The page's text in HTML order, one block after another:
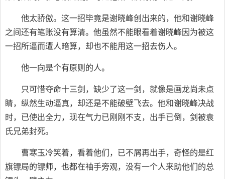
他太骄傲。这一招毕竟是谢晓峰创出来的，他和谢晓峰
之间还有笔账没有算清。他虽然不能眼看着谢晓峰因为被这
一招所逼而遭人暗算，却也不能用这一招去伤人。
他一向是个有原则的人。
只可惜夺命十三剑，缺少了这一剑，就像是画龙尚未点
睛，纵然生动逼真，却还是不能破壁飞去。他和谢晓峰决战
时，已使出全力，现在气力已刚刚不支，出手已倒，剑被袁
氏兄弟封死。
曹寒玉冷笑着，看着他们，已不屑再出手，奇怪的是红
旗镖局的镖师，也都在袖手旁观，没有一个人来助他们的总